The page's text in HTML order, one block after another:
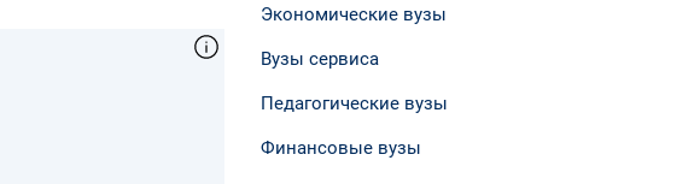
Экономические вузы
Вузы сервиса
Педагогические вузы
Финансовые вузы